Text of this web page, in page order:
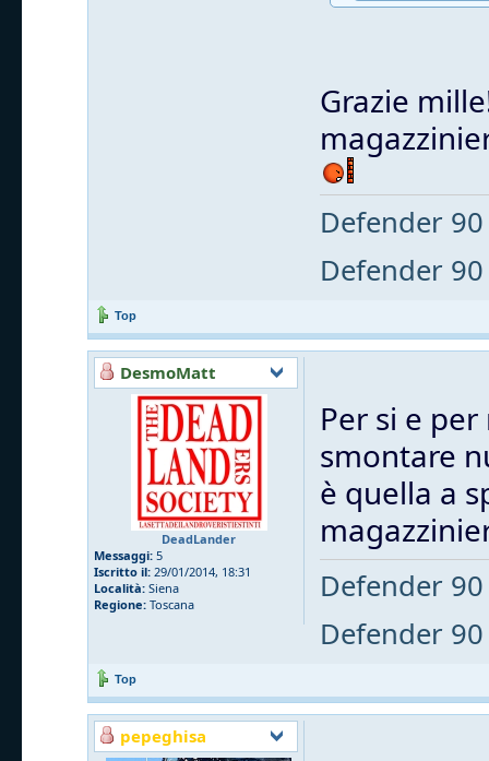
Grazie
Defender
Defender
Top
DesmoMatt
DeadLander
Messaggi: 5
Iscritto il: 29/01/2014, 18:31
Località: Siena
Regione: Toscana
Per si e
smontare
è quella a
Defender
Defender
Top
pepeghisa